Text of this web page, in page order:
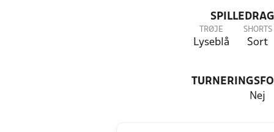
TRØJE
Lyseblå
SHORTS
Sort
Nej